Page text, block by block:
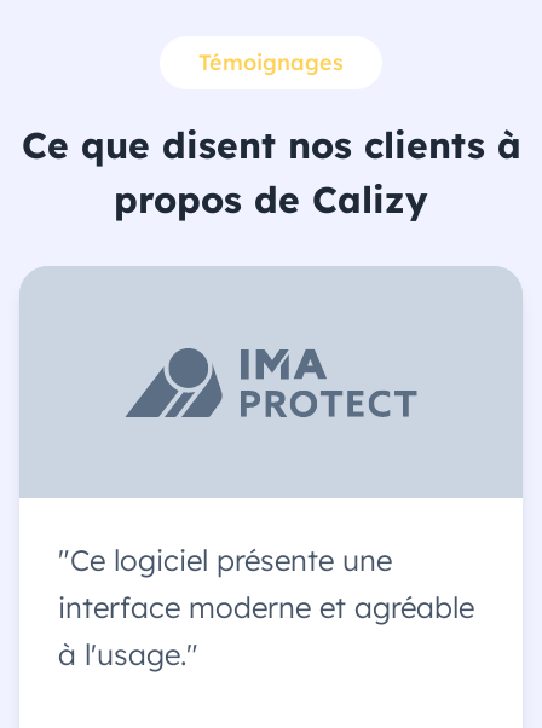
Témoignages
Ce que disent nos clients à
propos de Calizy
"Ce logiciel présente une
interface moderne et agréable
à l'usage."